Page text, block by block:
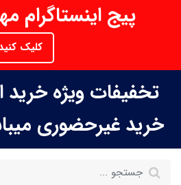
پیج اینستاگرام
کلیک
تخفیفات ویژه
خرید غیرحضوری